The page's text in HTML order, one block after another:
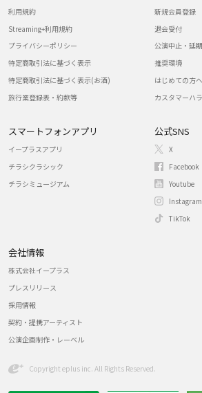
利用規約
Streaming+利用規約
プライバシーポリシー
特定商取引法に基づく表示
特定商取引法に基づく表示(お酒)
旅行業登録表・約款等
新規会員登録
退会受付
公演中止・延
推奨環境
はじめての方へ
カスタマーハ
スマートフォンアプリ
イープラスアプリ
チラシクラシック
チラシミュージアム
公式SNS
X
Facebook
Youtube
Instagram
TikTok
会社情報
株式会社イープラス
プレスリリース
採用情報
契約・提携アーティスト
公演企画制作・レーベル
Copyright eplus inc. All Rights Reserved.